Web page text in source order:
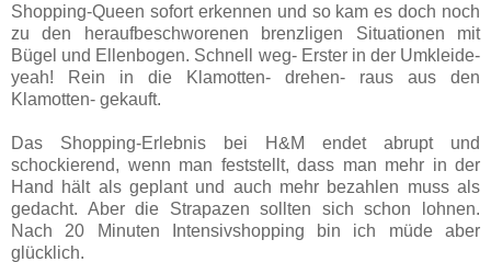
Shopping-Queen sofort erkennen und so kam es doch noch
zu den heraufbeschworenen brenzligen Situationen mit
Bügel und Ellenbogen. Schnell weg- Erster in der Umkleide-
yeah! Rein in die Klamotten- drehen- raus aus den
Klamotten- gekauft.
Das Shopping-Erlebnis bei H&M endet abrupt und
schockierend, wenn man feststellt, dass man mehr in der
Hand hält als geplant und auch mehr bezahlen muss als
gedacht. Aber die Strapazen sollten sich schon lohnen.
Nach 20 Minuten Intensivshopping bin ich müde aber
glücklich.